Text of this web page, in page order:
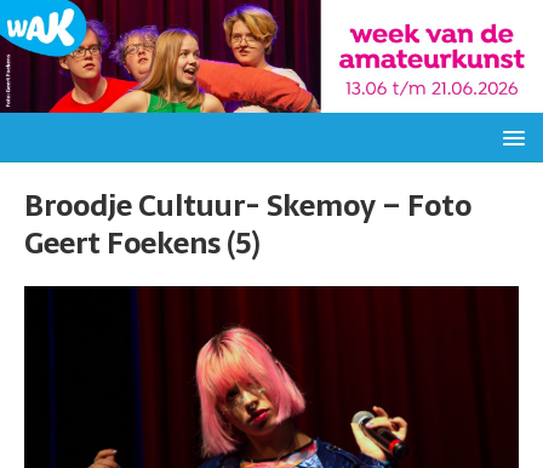
Broodje Cultuur- Skemoy – Foto
Geert Foekens (5)